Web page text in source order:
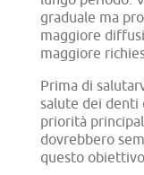
graduale ma
maggiore
maggiore
Prima di
salute dei denti
priorità
dovrebbero
questo obiettivo.